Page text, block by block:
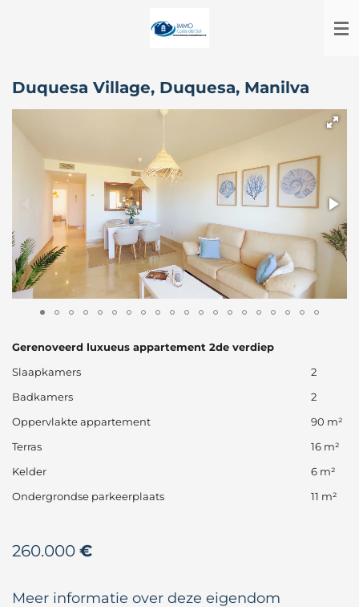
Duquesa Village, Duquesa, Manilva
Gerenoveerd luxueus appartement 2de verdiep
Slaapkamers
2
Badkamers
2
Oppervlakte appartement
90 m²
Terras
16 m²
Kelder
6 m²
Ondergrondse parkeerplaats
11 m²
260.000 €
Meer informatie over deze eigendom